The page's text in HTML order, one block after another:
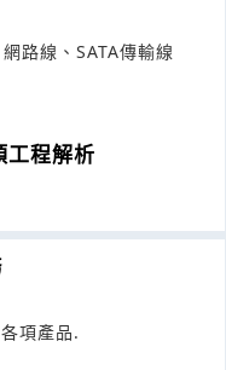
路線、SATA傳輸線
工程解析
項產品.